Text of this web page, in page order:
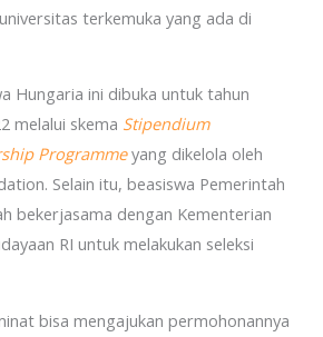
terkemuka yang ada di
Hungaria ini dibuka untuk tahun
melalui skema Stipendium
Programmeyang dikelola oleh
Selain itu, beasiswa Pemerintah
bekerjasama dengan Kementerian
RI untuk melakukan seleksi
bisa mengajukan permohonannya